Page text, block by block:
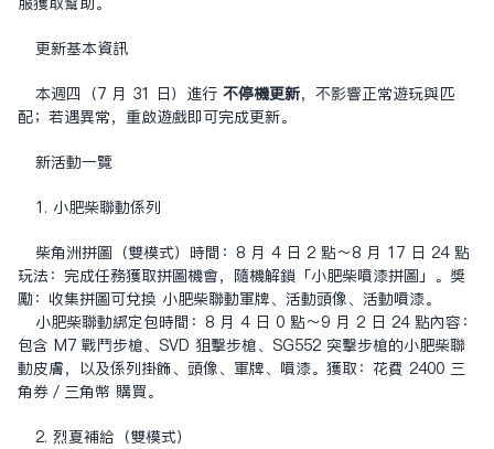
更新基本資訊
本週四（7 月 31 日）進行 不停機更新，不影響正常遊玩與匹
配；若遇異常，重啟遊戲即可完成更新。
新活動一覽
1. 小肥柴聯動系列
柴角洲拼圖（雙模式）時間：8 月 4 日 2 點～8 月 17 日 24 點
玩法：完成任務獲取拼圖機會，隨機解鎖「小肥柴噴漆拼圖」。獎
勵：收集拼圖可兌換 小肥柴聯動軍牌、活動頭像、活動噴漆。
小肥柴聯動綁定包時間：8 月 4 日 0 點～9 月 2 日 24 點內容：
包含 M7 戰鬥步槍、SVD 狙擊步槍、SG552 突擊步槍的小肥柴聯
動皮膚，以及系列掛飾、頭像、軍牌、噴漆。獲取：花費 2400 三
角券／三角幣 購買。
2. 烈夏補給（雙模式）